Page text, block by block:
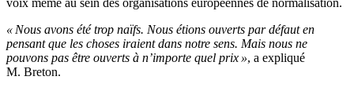
voix même au sein des organisations européennes de normalisation.
« Nous avons été trop naïfs. Nous étions ouverts par défaut en
pensant que les choses iraient dans notre sens. Mais nous ne
pouvons pas être ouverts à n’importe quel prix », a expliqué
M. Breton.